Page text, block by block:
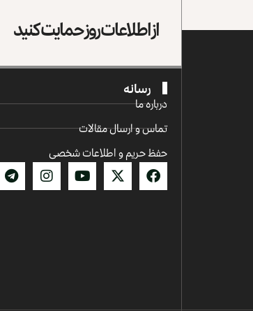
از اطلاعات روز حمایت کنید
رسانه
درباره ما
تماس و ارسال مقالات
حفظ حریم و اطلاعات شخصی